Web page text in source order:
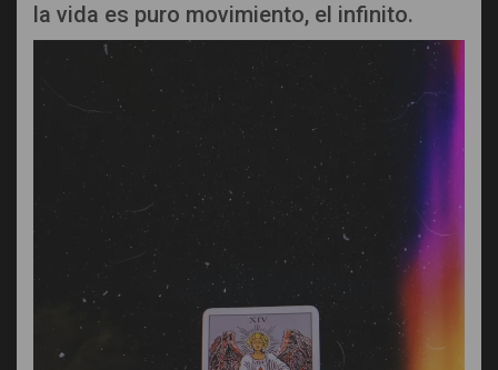
la vida es puro movimiento, el infinito.